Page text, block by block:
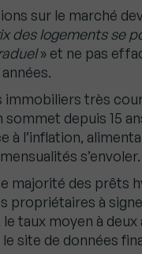
sur le marché
des logements se
» et ne pas
immobiliers très
sommet depuis 15
à l’inflation,
s’envoler.
majorité des
propriétaires à
taux moyen à
site de données